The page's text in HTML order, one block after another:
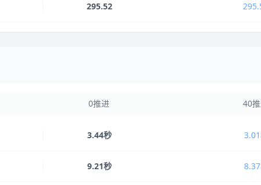
295.52
0推进 40
3.44秒
9.21秒